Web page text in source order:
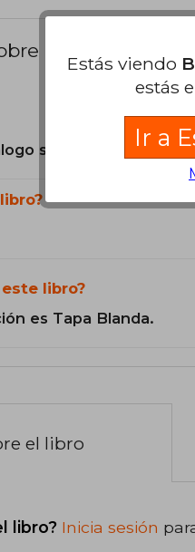
el libro
son Originales.
libro?
es Tapa Blanda.
el libro
libro? Inicia sesión
Estás viendo
estás
Ir a